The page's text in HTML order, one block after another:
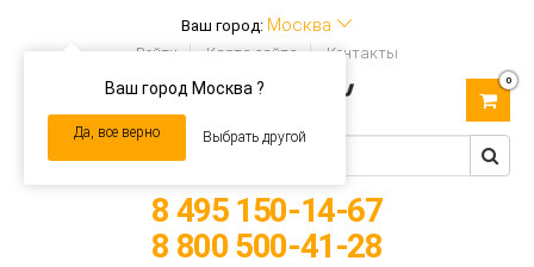
Ваш город: Москва
Ваш город Москва ?
Да, все верно Выбрать другой
Войти Карта сайта Контакты
navigation
0
8 495 150-14-67
8 800 500-41-28